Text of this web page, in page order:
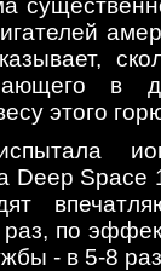
в
этого
Deep
по
- в 5-8